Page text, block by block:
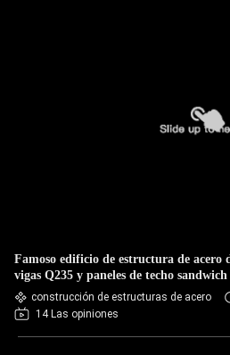
Famoso edificio de estructura de acero
vigas Q235 y paneles de techo sandwich
construcción de estructuras de acero
14 Las opiniones